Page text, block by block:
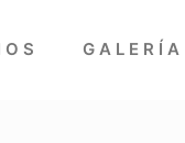
GALERÍA